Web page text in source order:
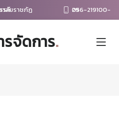
รสวรรค์ 056-219100-29
จัดการ.